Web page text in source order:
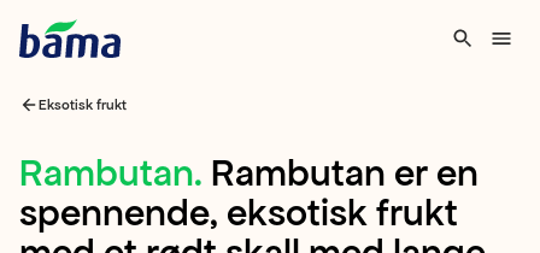
Eksotisk frukt
Rambutan
Rambutan
Rambutan. Rambutan er en
spennende, eksotisk frukt